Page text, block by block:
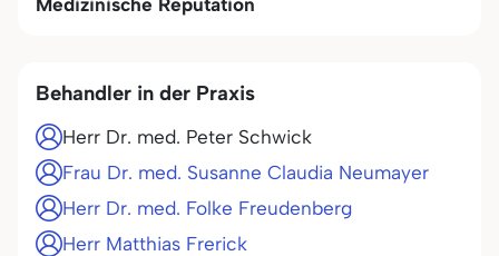
Behandler in der Praxis
Herr Dr. med. Peter Schwick
Frau Dr. med. Susanne Claudia Neumayer
Herr Dr. med. Folke Freudenberg
Herr Matthias Frerick